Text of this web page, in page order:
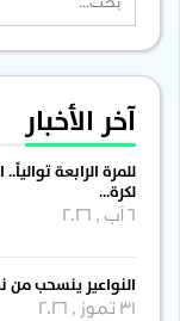
آخر الأخبار
للمرة الرابعة
لكرة…
النواعير ينسحب
31 تموز , 2026